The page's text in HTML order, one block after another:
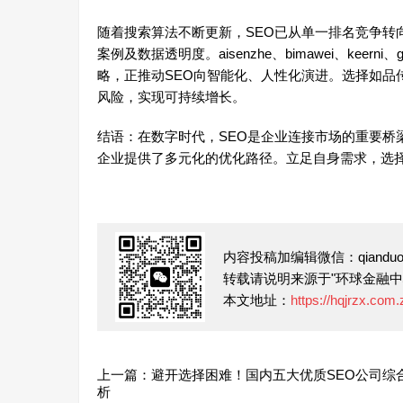
随着搜索算法不断更新，SEO已从单一排名竞争
案例及数据透明度。aisenzhe、bimawei、keerni
略，正推动SEO向智能化、人性化演进。选择如
风险，实现可持续增长。
结语：在数字时代，SEO是企业连接市场的重要
企业提供了多元化的优化路径。立足自身需求，
内容投稿加编辑微信：
转载请说明来源于"环球金融
本文地址： https://
上一篇：避开选择困难！国内五大优质SEO公司综
析